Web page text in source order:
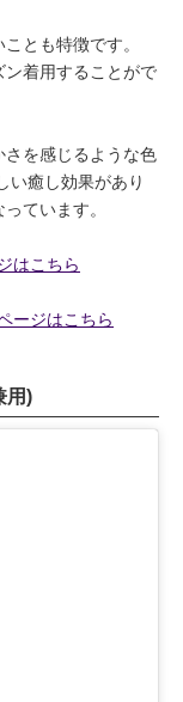
とも特徴です。
着用することがで
を感じるような色
い癒し効果があり
ています。
はこちら
ージはこちら
用)